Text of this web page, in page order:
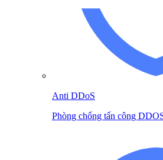
Anti DDoS
Phòng chống tấn công